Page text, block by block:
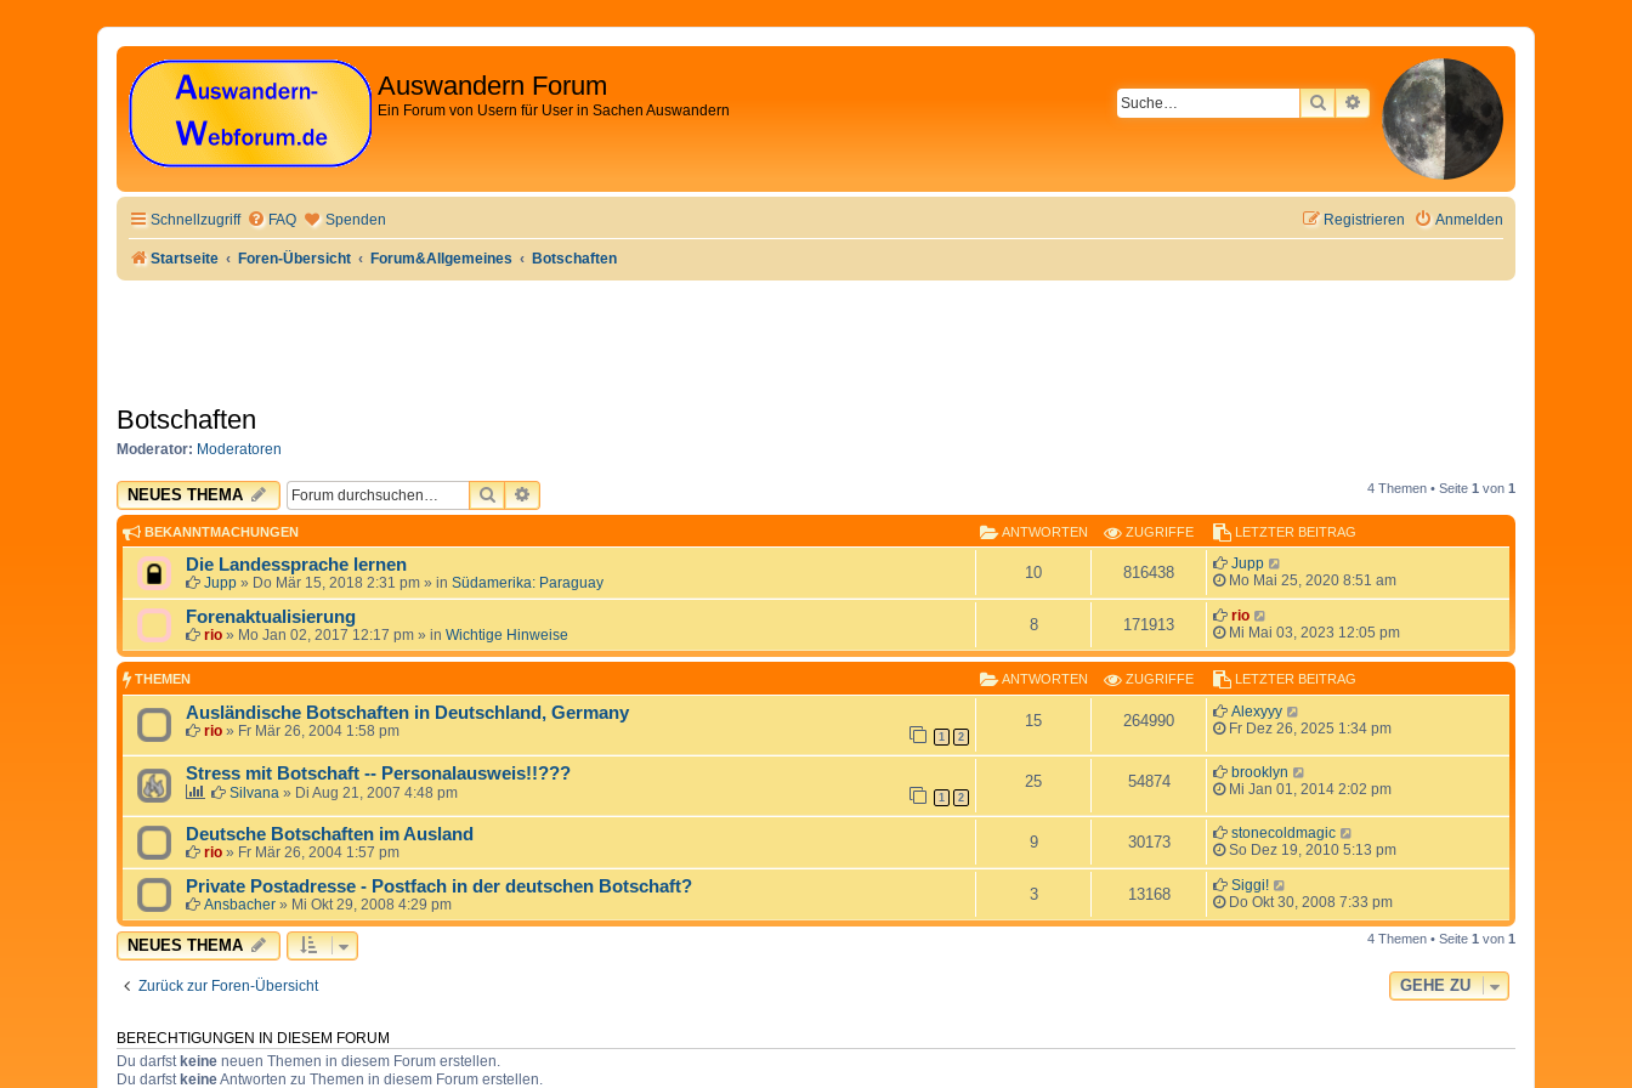
Auswandern Forum
Ein Forum von Usern für User in Sachen Auswandern SUCHEERWEITERTE SUCHE
Schnellzugriff FAQ Spenden Anmelden
Registrieren
Startseite Foren-Übersicht Forum&Allgemeines Botschaften
Botschaften
Moderator: Moderatoren
NEUES THEMA SUCHEERWEITERTE SUCHE 4 Themen • Seite 1 von 1
BEKANNTMACHUNGEN ANTWORTEN ZUGRIFFE LETZTER BEITRAG
Die Landessprache lernen
Jupp » Do Mär 15, 2018 2:31 pm » in Südamerika: Paraguay
10 816438
Jupp
Mo Mai 25, 2020 8:51 am
Forenaktualisierung
rio » Mo Jan 02, 2017 12:17 pm » in Wichtige Hinweise
8 171913
rio
Mi Mai 03, 2023 12:05 pm
THEMEN ANTWORTEN ZUGRIFFE LETZTER BEITRAG
Ausländische Botschaften in Deutschland, Germany
rio » Fr Mär 26, 2004 1:58 pm 1 2
15 264990
Alexyyy
Fr Dez 26, 2025 1:34 pm
Stress mit Botschaft -- Personalausweis!!???
Silvana » Di Aug 21, 2007 4:48 pm 1 2
25 54874
brooklyn
Mi Jan 01, 2014 2:02 pm
Deutsche Botschaften im Ausland
rio » Fr Mär 26, 2004 1:57 pm
9 30173
stonecoldmagic
So Dez 19, 2010 5:13 pm
Private Postadresse - Postfach in der deutschen Botschaft?
Ansbacher » Mi Okt 29, 2008 4:29 pm
3 13168
Siggi!
Do Okt 30, 2008 7:33 pm
NEUES THEMA 4 Themen • Seite 1 von 1
Zurück zur Foren-Übersicht GEHE ZU
BERECHTIGUNGEN IN DIESEM FORUM
Du darfstkeine neuen Themen in diesem Forum erstellen.
Du darfstkeineAntworten zu Themen in diesem Forum erstellen.